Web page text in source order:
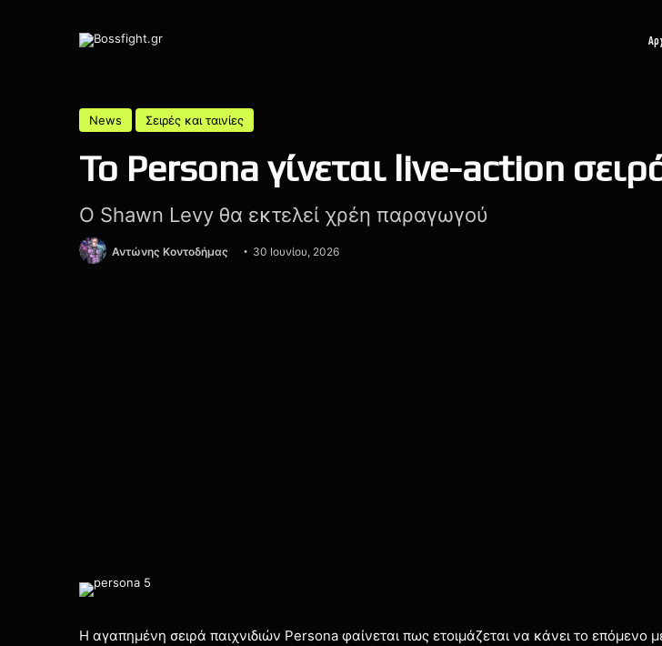
News Σειρές και ταινίες
Το Persona γίνεται live-action
Ο Shawn Levy θα εκτελεί χρέη παραγωγού
Αντώνης Κοντοδήμας 30 Ιουνίου, 2026
Η αγαπημένη σειρά παιχνιδιών Persona φαίνεται πως ετοιμάζεται να κάνει το επόμενο